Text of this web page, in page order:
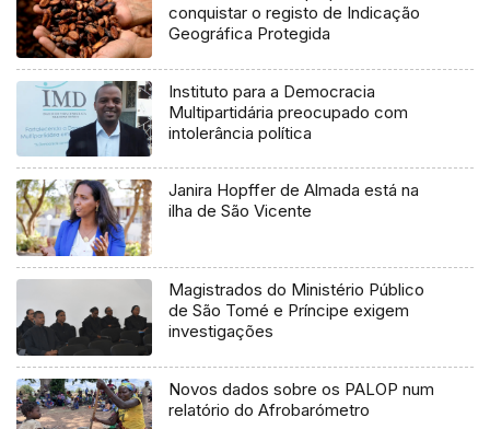
conquistar o registo de Indicação
Geográfica Protegida
Instituto para a Democracia
Multipartidária preocupado com
intolerância política
Janira Hopffer de Almada está na
ilha de São Vicente
Magistrados do Ministério Público
de São Tomé e Príncipe exigem
investigações
Novos dados sobre os PALOP num
relatório do Afrobarómetro